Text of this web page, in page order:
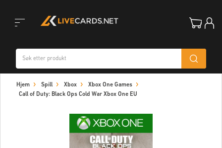
navigation
Hjem Spill Xbox
Xbox One Games
Call of Duty: Black Ops Cold War Xbox One EU